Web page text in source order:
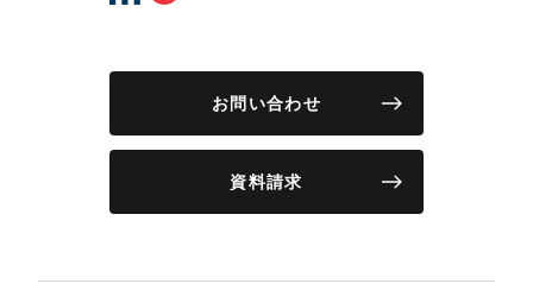
お問い合わせ
資料請求